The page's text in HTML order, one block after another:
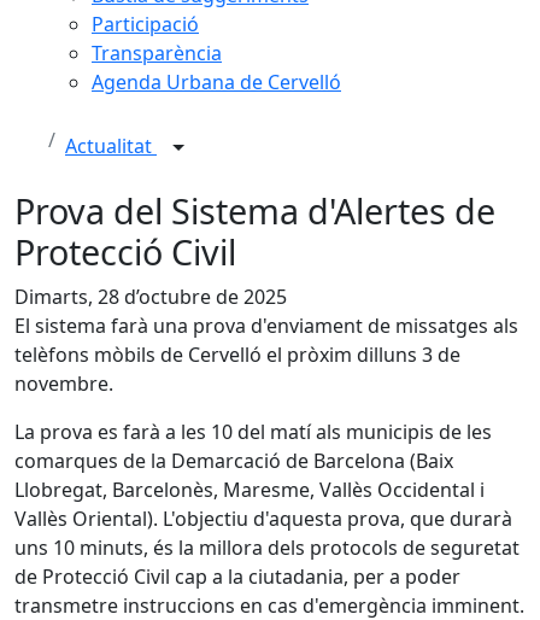
Participació
Transparència
Agenda Urbana de Cervelló
Actualitat
Prova del Sistema d'Alertes de
Protecció Civil
Dimarts, 28 d’octubre de 2025
El sistema farà una prova d'enviament de missatges als
telèfons mòbils de Cervelló el pròxim dilluns 3 de
novembre.
La prova es farà a les 10 del matí als municipis de les
comarques de la Demarcació de Barcelona (Baix
Llobregat, Barcelonès, Maresme, Vallès Occidental i
Vallès Oriental). L'objectiu d'aquesta prova, que durarà
uns 10 minuts, és la millora dels protocols de seguretat
de Protecció Civil cap a la ciutadania, per a poder
transmetre instruccions en cas d'emergència imminent.